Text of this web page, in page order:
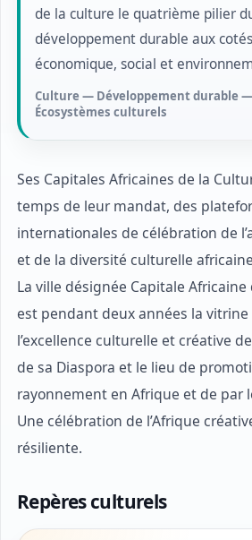
de la culture le quatrième pilier
développement durable aux
économique, social et
Culture — Développement durable —
Écosystèmes culturels
Ses Capitales Africaines de la
temps de leur mandat, des
internationales de célébration de
et de la diversité culturelle
La ville désignée Capitale Africaine
est pendant deux années la vitrine
l’excellence culturelle et créative
de sa Diaspora et le lieu de
rayonnement en Afrique et de par
Une célébration de l’Afrique
résiliente.
Repères culturels